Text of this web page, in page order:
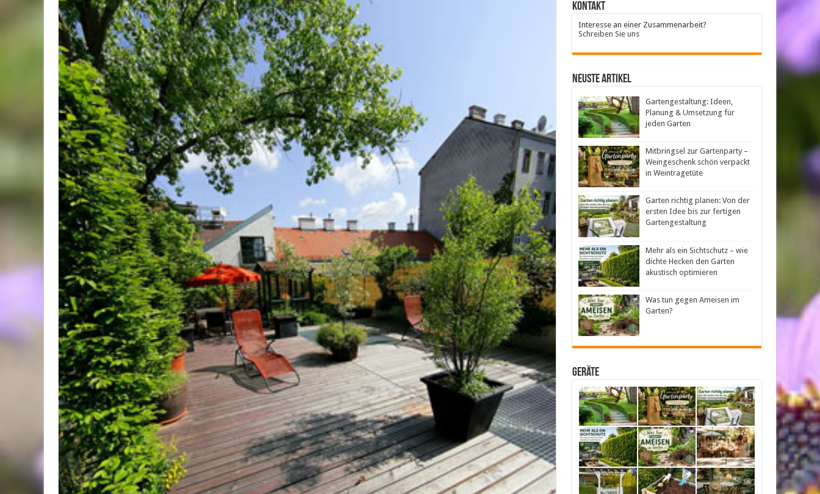
Kontakt
Interesse an einer Zusammenarbeit?
Schreiben Sie uns
neuste Artikel
Gartengestaltung: Ideen,
Planung & Umsetzung für
jeden Garten
Mitbringsel zur Gartenparty –
Weingeschenk schön verpackt
in Weintragetüte
Garten richtig planen: Von der
ersten Idee bis zur fertigen
Gartengestaltung
Mehr als ein Sichtschutz – wie
dichte Hecken den Garten
akustisch optimieren
Was tun gegen Ameisen im
Garten?
Geräte